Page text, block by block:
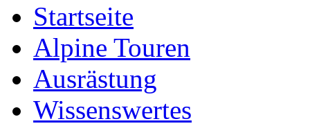
Startseite
Alpine Touren
Ausrästung
Wissenswertes